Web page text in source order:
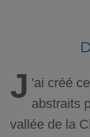
J 'ai créé
abstraits
vallée de la